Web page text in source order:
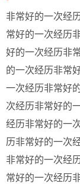
非常好的一次经
常好的一次经历
好的一次经历非
的一次经历非常
一次经历非常好
次经历非常好的
经历非常好的一
历非常好的一次
非常好的一次经
常好的一次经历